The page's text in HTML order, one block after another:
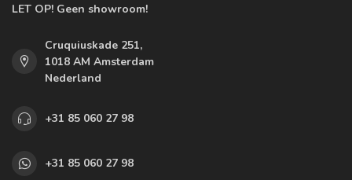
LET OP! Geen showroom!
Cruquiuskade 251,
1018 AM Amsterdam
Nederland
+31 85 060 27 98
+31 85 060 27 98